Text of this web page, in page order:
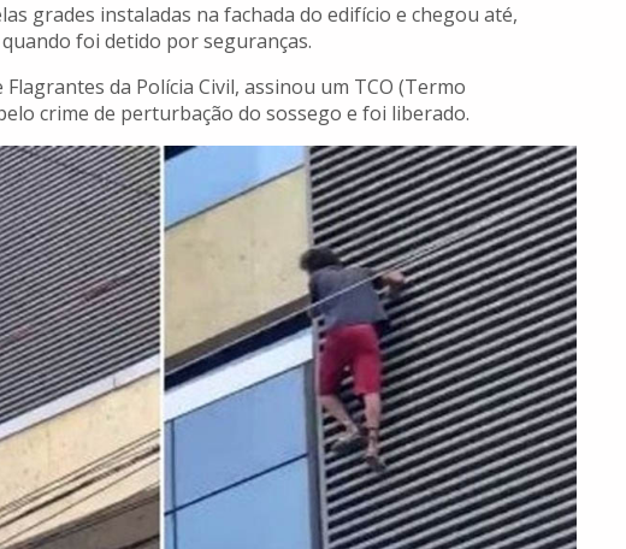
grades instaladas na fachada do edifício e chegou até,
foi detido por seguranças.
da Polícia Civil, assinou um TCO (Termo
crime de perturbação do sossego e foi liberado.